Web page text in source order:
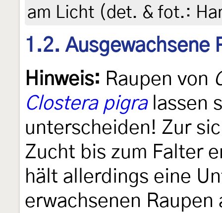
am Licht (det. & fot.:
1.2. Ausgewachsene
Hinweis: Raupen von
Clostera pigralassen
unterscheiden! Zur
Zucht bis zum Falter
hält allerdings eine
erwachsenen